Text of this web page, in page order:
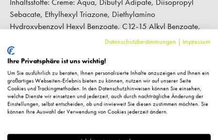
Sebacate, Ethylhexyl Triazone, Diethylamino
Hydroxybenzoyl Hexyl Benzoate, C12-15 Alkyl Benzoate,
Methylene Bis-Benzotriazolyl Tetramethylbutylphenol
(Nano), Pentylene Glycol, Potassium Cetyl Phosphate,
Coco-Caprylate/Caprate, Diisooctyl Distearoyl Citrate, Bis-
Ethylhexyloxyphenol Methoxyphenyl Triazine, Glycerin,
Propylheptyl Caprylate, Polyglyceryl-3 Stearate/Sebacate,
Silica, Hydrogenated Phosphatidylcholine, Alcohol Denat.,
Acrylates Copolymer, Decyl Glucoside, Phenoxyethanol,
Hydroxyacetophenone, Caprylic/Capric Triglyceride,
Datenschutzbestimmungen | Impressum
Ihre Privatsphäre ist uns wichtig!
Um Sie ausführlich zu beraten, Ihnen personalisierte Inhalte anzuzeigen und Ihnen ein
großartiges Webseiten-Erlebnis bieten zu können, nutzen wir auf unserer Seite
Cookies und Trackingmethoden. In den Datenschutzhinweisen können Sie einsehen,
welche Dienste wir einsetzen und jederzeit, auch durch nachträgliche Änderung der
Einstellungen, selbst entscheiden, ob und inwieweit Sie diesen zustimmen möchten. Sie
können Ihre Auswahl der Verwendung von Cookies jederzeit ändern.